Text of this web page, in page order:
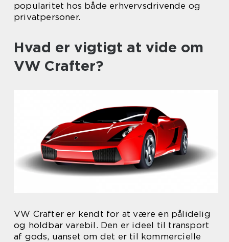
popularitet hos både erhvervsdrivende og
privatpersoner.
Hvad er vigtigt at vide om
VW Crafter?
VW Crafter er kendt for at være en pålidelig
og holdbar varebil. Den er ideel til transport
af gods, uanset om det er til kommercielle